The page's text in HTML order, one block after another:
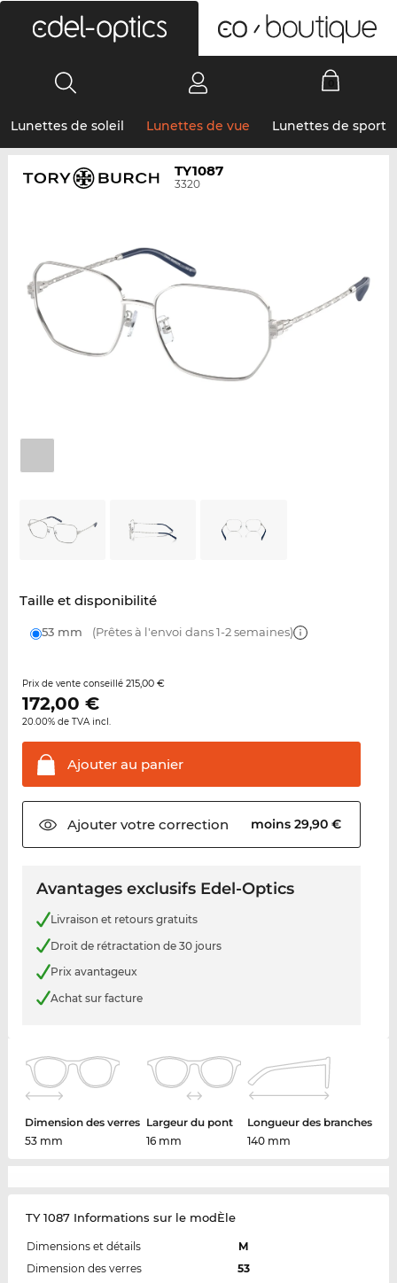
Lunettes de soleil Lunettes de vue Lunettes de sport
TY1087
3320
Taille et disponibilité
53 mm (Prêtes à l'envoi dans 1-2 semaines)
Prix de vente conseillé 215,00 €
172,00 €
20.00% de TVA incl.
Ajouter au panier
Ajouter votrecorrection moins 29,90 €
Avantages exclusifs Edel-Optics
Livraison et retours gratuits
Droit de rétractation de 30 jours
Prix avantageux
Achat sur facture
Dimension des verres
53 mm
Largeur du pont
16 mm
Longueur des branches
140 mm
TY 1087 Informations sur le modÈle
Dimensions et détails
M
Dimension des verres
53